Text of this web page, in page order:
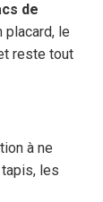
de
placard, le
reste tout
à ne
les